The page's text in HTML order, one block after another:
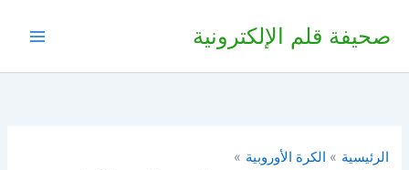
صحيفة قلم الإلكترونية
الرئيسية
الكرة الأوروبية